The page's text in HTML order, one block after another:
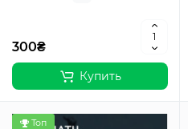
300₴
Купить
Топ